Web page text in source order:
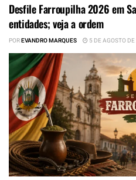
Desfile Farroupilha 2026 em
entidades; veja a ordem
POREVANDRO MARQUES 5 DE AGOSTO